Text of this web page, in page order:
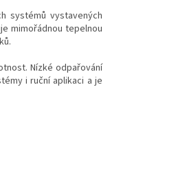
systémů vystavených
mimořádnou tepelnou
Nízké odpařování
i ruční aplikaci a je